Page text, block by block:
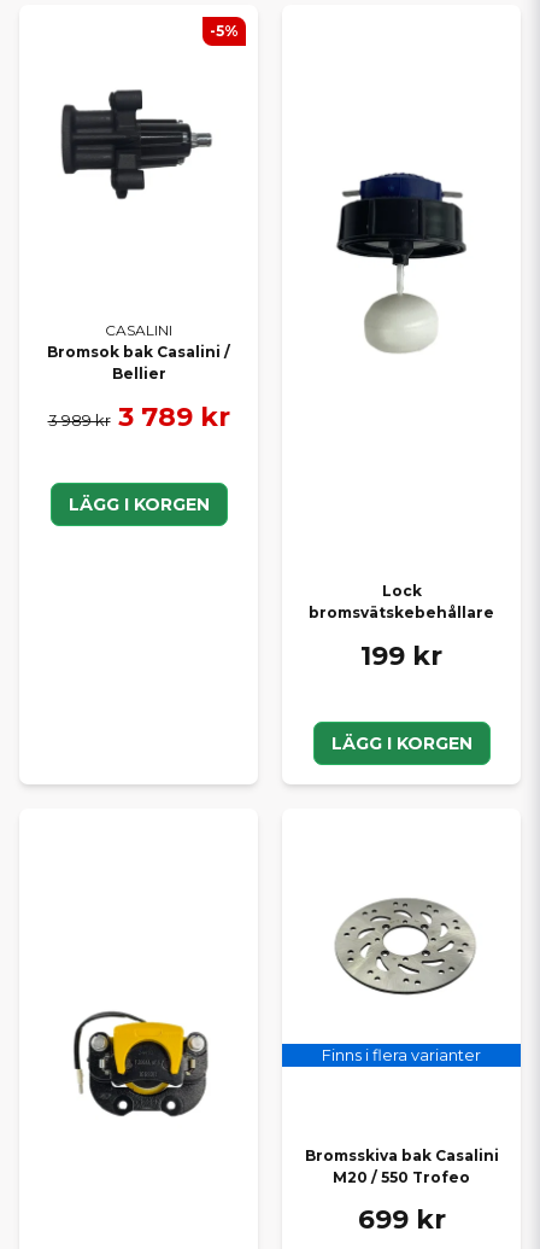
CASALINI
Bromsok bak Casalini /
Bellier
3 989 kr 3 789 kr
LÄGG I KORGEN
-5%
Lock
bromsvätskebehållare
199 kr
LÄGG I KORGEN
Finns i flera varianter
Bromsskiva bak Casalini
M20 / 550 Trofeo
699 kr